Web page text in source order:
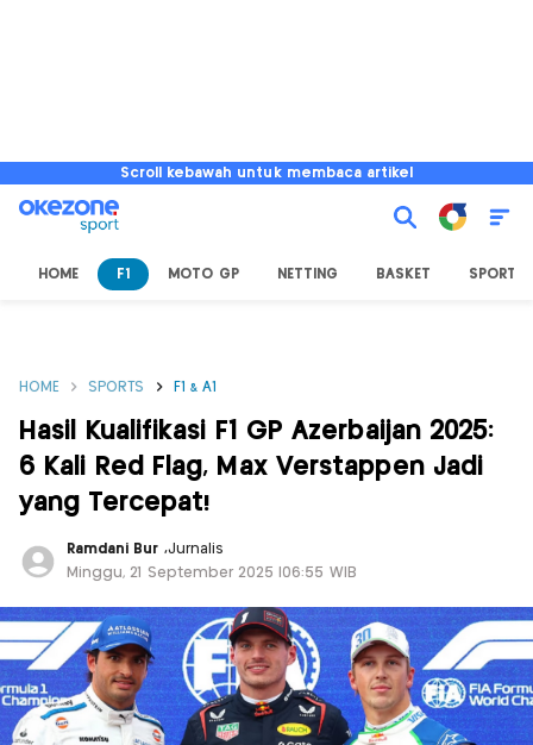
Scroll kebawah untuk membaca artikel
HOME F1 MOTO GP NETTING BASKET SPORT
HOME SPORTS F1 & A1
Hasil Kualifikasi F1 GP Azerbaijan 2025:
6 Kali Red Flag, Max Verstappen Jadi
yang Tercepat!
Ramdani Bur ,Jurnalis
Minggu, 21 September 2025 |06:55 WIB